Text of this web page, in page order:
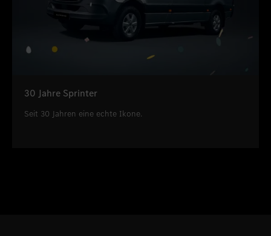
30 Jahre Sprinter
Seit 30 Jahren eine echte Ikone.